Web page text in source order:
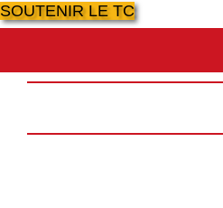
SOUTENIR LE TC